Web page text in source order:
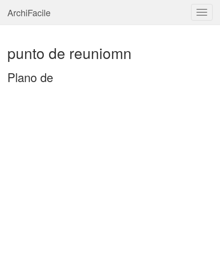
ArchiFacile
punto de reuniomn
Plano de